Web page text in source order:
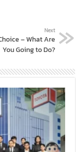
Next
– What Are
You Going to Do?